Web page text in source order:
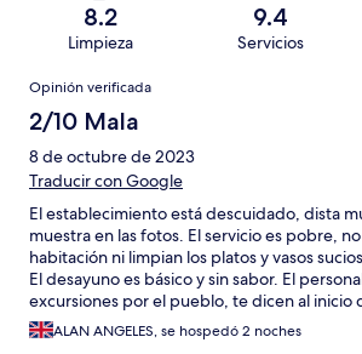
8.2
Limpieza
9.4
Servicios
Opiniones
Opinión verificada
2/10 Mala
8 de octubre de 2023
Traducir con Google
El establecimiento está descuidado, dista
muestra en las fotos. El servicio es pobre,
habitación ni limpian los platos y vasos
El desayuno es básico y sin sabor. El
excursiones por el pueblo, te dicen al inicio
una propina y luego intentan estafarte
hora de servicio. Evitarlo a toda costa.
ALAN ANGELES, se hospedó 2 noches